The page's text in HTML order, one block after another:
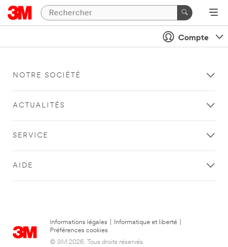
Compte
NOTRE SOCIÉTÉ
ACTUALITÉS
SERVICE
AIDE
Informations légales Informatique et liberté
Préférences cookies
© 3M 2026. Tous droits réservés.